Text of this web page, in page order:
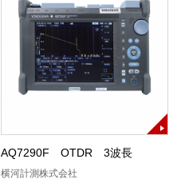
AQ7290F OTDR 3波長
横河計測株式会社